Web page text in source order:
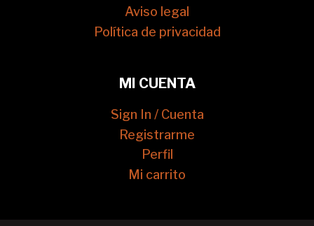
Aviso legal
Política de privacidad
MI CUENTA
Sign In / Cuenta
Registrarme
Perfil
Mi carrito